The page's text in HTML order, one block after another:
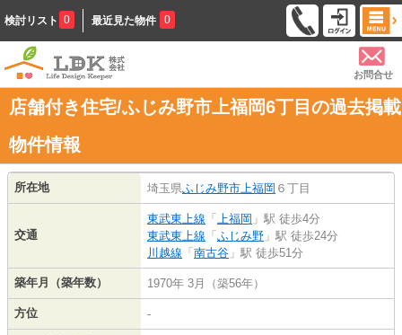
検討リスト 0 最近見た物件 0
お問合せ
店舗付き住宅/ふじみ野市上福岡6丁目の過去掲載
物件情報
所在地 埼玉県ふじみ野市 上福岡 ６丁目
交通
東武東上線 「 上福岡 」駅 徒歩4分
東武東上線 「 ふじみ野 」駅 徒歩24分
川越線 「 南古谷 」駅 徒歩51分
築年月（築年数） 1970年 3月（築56年）
方位 -